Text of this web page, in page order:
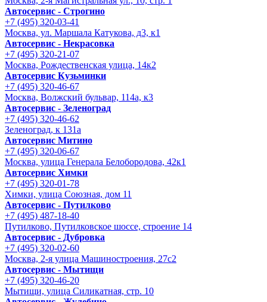
Автосервис - Строгино
+7 (495) 320-03-41
Москва, ул. Маршала Катукова, д3, к1
Автосервис - Некрасовка
+7 (495) 320-21-07
Москва, Рождественская улица, 14к2
Автосервис Кузьминки
+7 (495) 320-46-67
Москва, Волжский бульвар, 114а, к3
Автосервис - Зеленоград
+7 (495) 320-46-62
Зеленоград, к 131а
Автосервис Митино
+7 (495) 320-06-67
Москва, улица Генерала Белобородова, 42к1
Автосервис Химки
+7 (495) 320-01-78
Химки, улица Союзная, дом 11
Автосервис - Путилково
+7 (495) 487-18-40
Путилково, Путилковское шоссе, строение 14
Автосервис - Дубровка
+7 (495) 320-02-60
Москва, 2-я улица Машиностроения, 27с2
Автосервис - Мытищи
+7 (495) 320-46-20
Мытищи, улица Силикатная, стр. 10